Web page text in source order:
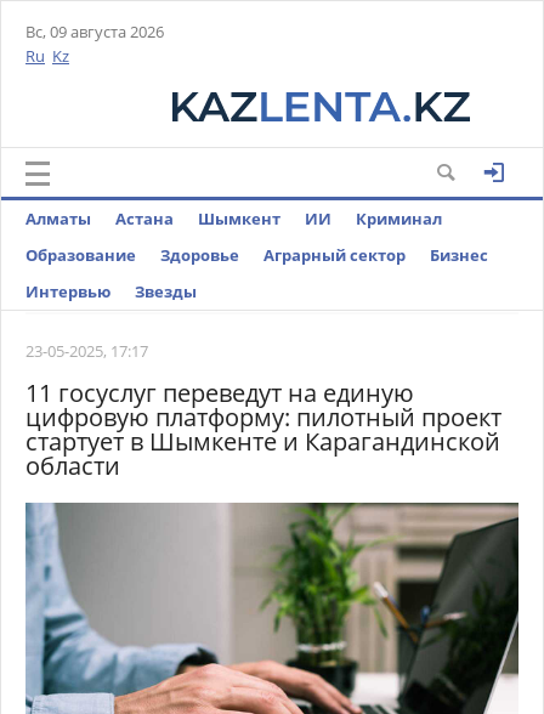
Вс, 09 августа 2026
Ru Kz
Алматы Астана Шымкент ИИ
Криминал
Образование
Здоровье Аграрный сектор
Бизнес
Интервью
Звезды
23-05-2025, 17:17
11 госуслуг переведут на единую
цифровую платформу: пилотный проект
стартует в Шымкенте и Карагандинской
области